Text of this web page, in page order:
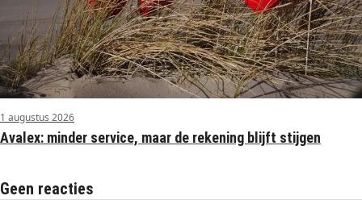
1 augustus 2026
Avalex: minder service, maar de rekening blijft stijgen
Geen reacties